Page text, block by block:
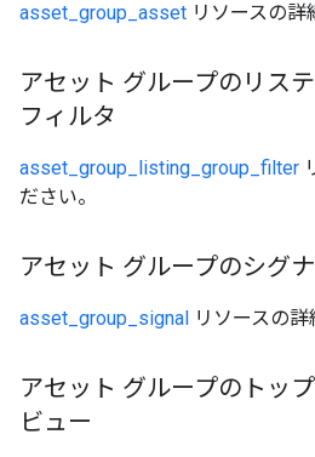
asset_group_asset リソースの詳
アセット グループのリス
フィルタ
asset_group_listing_group_filter
ださい。
アセット グループのシグ
asset_group_signal リソースの詳
アセット グループのトッ
ビュー